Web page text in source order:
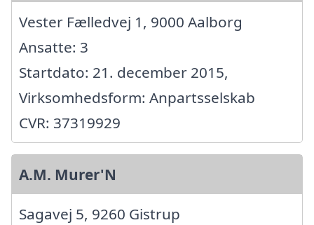
Vester Fælledvej 1, 9000 Aalborg
Ansatte: 3
Startdato: 21. december 2015,
Virksomhedsform: Anpartsselskab
CVR: 37319929
A.M. Murer'N
Sagavej 5, 9260 Gistrup